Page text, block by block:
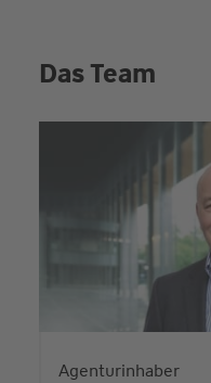
Das Team
Agenturinhaber